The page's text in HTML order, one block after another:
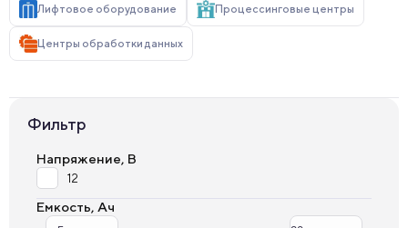
Лифтовое оборудование Процессинговые центры
Центры обработки данных
Фильтр
Напряжение, В
12
Емкость, Ач